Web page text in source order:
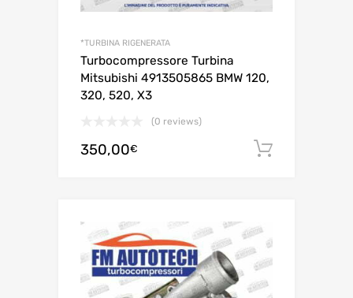
*TURBINA RIGENERATA
Turbocompressore Turbina
Mitsubishi 4913505865 BMW 120,
320, 520, X3
(0 reviews)
350,00€